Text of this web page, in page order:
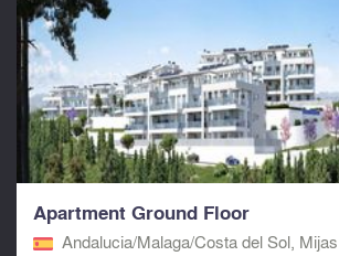
Apartment Ground Floor
Andalucia/Malaga/Costa del Sol,